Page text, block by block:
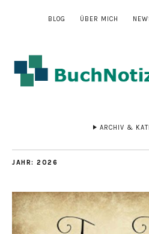
BLOG ÜBER MICH
ARCHIV &
JAHR: 2026